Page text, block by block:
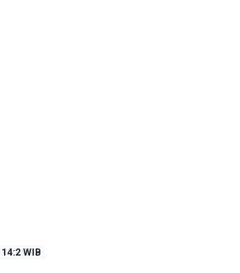
14:2 WIB